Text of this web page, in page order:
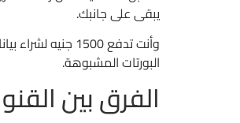
يبقى على جانبك.
البورتات المشبوهة.
الفرق بين